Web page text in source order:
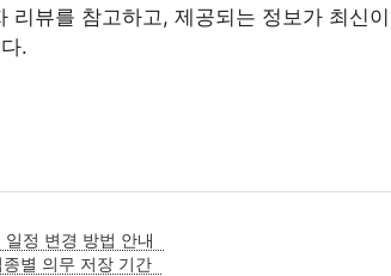
뷰를 참고하고, 제공되는 정보가 최신이
.
정 변경 방법 안내
별 의무 저장 기간